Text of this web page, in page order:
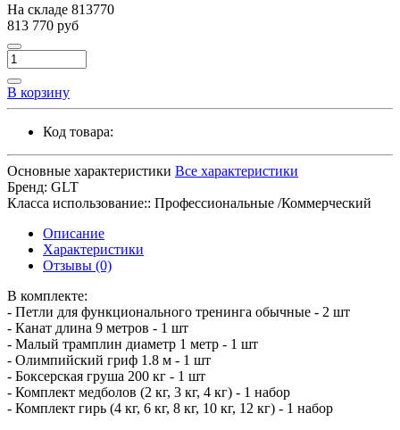
На складе 813770
813 770 руб
В корзину
Код товара:
Основные характеристики Все характеристики
Бренд: GLT
Класса использование:: Профессиональные /Коммерческий
Описание
Характеристики
Отзывы (0)
В комплекте:
- Петли для функционального тренинга обычные - 2 шт
- Канат длина 9 метров - 1 шт
- Малый трамплин диаметр 1 метр - 1 шт
- Олимпийский гриф 1.8 м - 1 шт
- Боксерская груша 200 кг - 1 шт
- Комплект медболов (2 кг, 3 кг, 4 кг) - 1 набор
- Комплект гирь (4 кг, 6 кг, 8 кг, 10 кг, 12 кг) - 1 набор